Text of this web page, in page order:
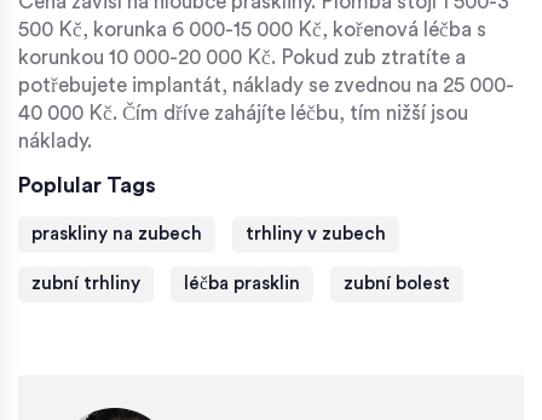
500 Kč, korunka 6 000-15 000 Kč, kořenová léčba s
korunkou 10 000-20 000 Kč. Pokud zub ztratíte a
potřebujete implantát, náklady se zvednou na 25 000-
40 000 Kč. Čím dříve zahájíte léčbu, tím nižší jsou
náklady.
Poplular Tags
praskliny na zubech trhliny v zubech
zubní trhliny léčba prasklin zubní bolest